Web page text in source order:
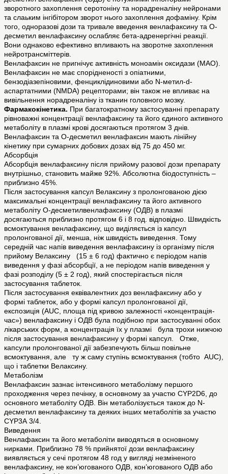
зворотного захоплення серотоніну та норадреналіну нейронами
та слаьким інгібітором зворот нього захоплення дофаміну. Крім
того, одноразові дози та тривале введення венлафаксину та О-
десметил венлафаксину ослабляє бета-адренергічні реакції.
Вони однаково ефективно впливають на зворотне захоплення
нейротрансміттерів.
Венлафаксин не пригнічує активність моноамін оксидази (МАО).
Венлафаксин не має спорідненості з опіатними,
бензодіазепіновими, фенциклідиновими або N-метил-d-
аспартатними (NMDA) рецепторами; він також не впливає на
вивільнення норадреналіну із тканин головного мозку.
Фармакокінетика. При багатократному застосуванні препарату
рівноважні концентрації венлафаксину та його єдиного активного
метаболіту в плазмі крові досягаються протягом 3 днів.
Венлафаксин та О-десметил венлафаксин мають лінійну
кінетику при сумарних добових дозах від 75 до 450 мг.
Абсорбція
Абсорбція венлафаксину після прийому разової дози препарату
внутрішньо, становить майже 92%. Абсолютна біодоступність –
приблизно 45%.
Після застосування капсул Велаксину з пролонгованою дією
максимальні концентрації венлафаксину та його активного
метаболіту О-десметилвенлафаксину (ОДВ) в плазмі
досягаються приблизно протягом 6 і 8 год. відповідно. Швидкість
всмоктування венлафаксину, що виділяється із капсул
пролонгованої дії, менша, ніж швидкість виведення. Тому
середній час напів виведення венлафаксину із організму після
прийому Велаксину (15 ± 6 год) фактично є періодом напів
виведення у фазі абсорбції, а не періодом напів виведення у
фазі розподілу (5 ± 2 год), який спостерігається після
застосування таблеток.
Після застосування еквівалентних доз венлафаксину або у
формі таблеток, або у формі капсул пролонгованої дії,
експозиція (AUC, площа під кривою залежності «концентрація-
час») венлафаксину і ОДВ була подібною при застосуванні обох
лікарських форм, а концентрація їх у плазмі була трохи нижчою
після застосування венлафаксину у формі капсул. Отже,
капсули пролонгованої дії забезпечують більш повільне
всмоктування, але ту ж саму ступінь всмоктування (тобто AUC),
що і таблетки Велаксину.
Метаболізм
Венлафаксин зазнає інтенсивного метаболізму першого
проходження через печінку, в основному за участю CYP2D6, до
основного метаболіту ОДВ. Він метаболізується також до N-
десметил венлафаксину та деяких інших метаболітів за участю
CYP3А 3/4.
Виведення
Венлафаксин та його метаболіти виводяться в основному
нирками. Приблизно 78 % прийнятої дози венлафаксину
виявляється у сечі протягом 48 год у вигляді незміненого
венлафаксину, не кон’югованого ОДВ, кон’югованого ОДВ або